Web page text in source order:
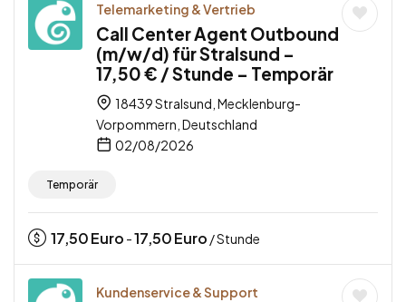
Telemarketing & Vertrieb
Call Center Agent Outbound
(m/w/d) für Stralsund –
17,50 € / Stunde – Temporär
18439 Stralsund, Mecklenburg-
Vorpommern, Deutschland
02/08/2026
Temporär
17,50Euro -17,50Euro / Stunde
Kundenservice & Support